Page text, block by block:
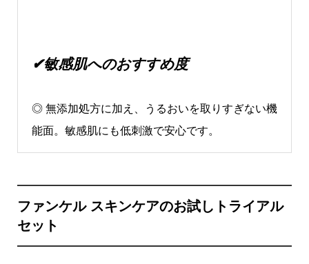
✔敏感肌へのおすすめ度
◎ 無添加処方に加え、うるおいを取りすぎない機
能面。敏感肌にも低刺激で安心です。
ファンケル スキンケアのお試しトライアル
セット